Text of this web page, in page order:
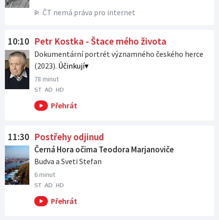
ČT nemá práva pro internet
10:10 Petr Kostka - Štace mého života
Dokumentární portrét významného českého herce
(2023). Účinkují
78 minut
ST AD HD
11:30 Postřehy odjinud
Černá Hora očima Teodora Marjanoviče
Budva a Sveti Stefan
6 minut
ST AD HD